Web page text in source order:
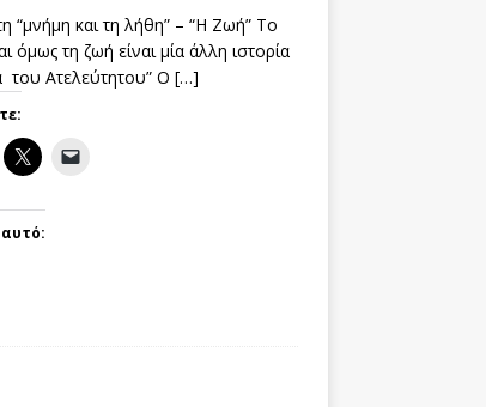
“μνήμη και τη λήθη” – “Η Ζωή” Το
όμως τη ζωή είναι μία άλλη ιστορία
του Ατελεύτητου” Ο […]